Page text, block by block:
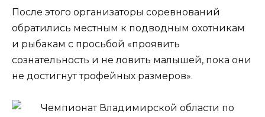
После этого организаторы соревнований
обратились местным к подводным охотникам
и рыбакам с просьбой «проявить
сознательность и не ловить малышей, пока они
не достигнут трофейных размеров».